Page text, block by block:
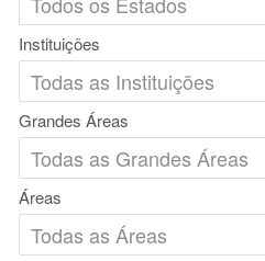
Instituições
Grandes Áreas
Áreas